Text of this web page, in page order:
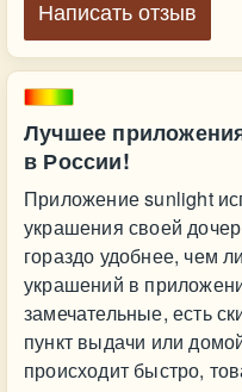
Лучшее
в России!
Приложение sunlight
украшения своей
гораздо удобнее, чем
украшений в
замечательные, есть
пункт выдачи или
происходит быстро,
Написать отзыв